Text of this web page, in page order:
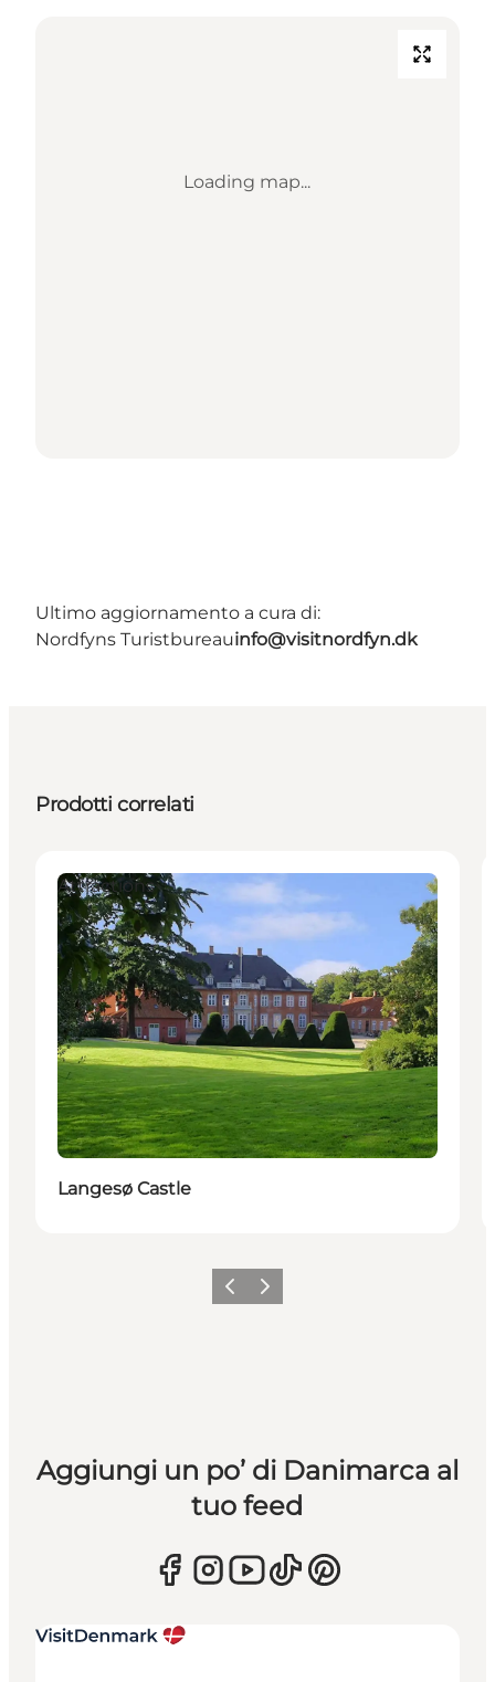
Loading map...
Ultimo aggiornamento a cura di:
Nordfyns Turistbureauinfo@visitnordfyn.dk
Prodotti correlati
Attractions
Langesø Castle
Precedente
Avanti
Aggiungi un po’ di Danimarca al
tuo feed